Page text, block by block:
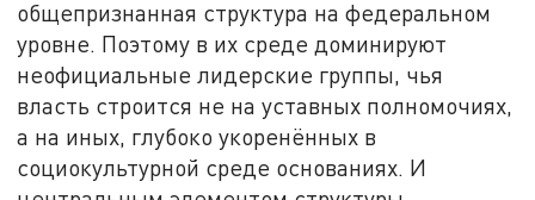
общепризнанная структура на федеральном
уровне. Поэтому в их среде доминируют
неофициальные лидерские группы, чья
власть строится не на уставных полномочиях,
а на иных, глубоко укоренённых в
социокультурной среде основаниях. И